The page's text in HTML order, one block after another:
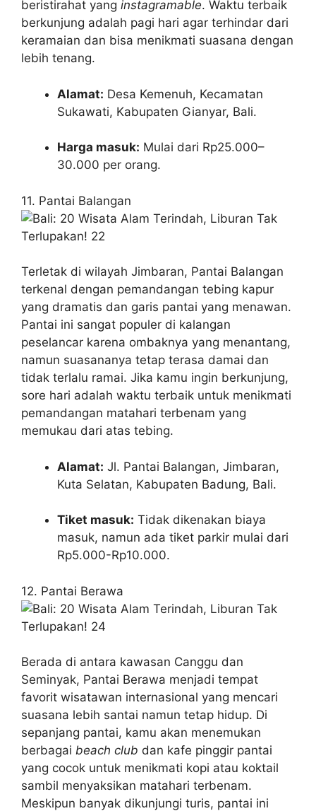
beristirahat yang instagramable. Waktu terbaik
berkunjung adalah pagi hari agar terhindar dari
keramaian dan bisa menikmati suasana dengan
lebih tenang.
Alamat: Desa Kemenuh, Kecamatan
Sukawati, Kabupaten Gianyar, Bali.
Harga masuk: Mulai dari Rp25.000–
30.000 per orang.
11. Pantai Balangan
Terletak di wilayah Jimbaran, Pantai Balangan
terkenal dengan pemandangan tebing kapur
yang dramatis dan garis pantai yang menawan.
Pantai ini sangat populer di kalangan
peselancar karena ombaknya yang menantang,
namun suasananya tetap terasa damai dan
tidak terlalu ramai. Jika kamu ingin berkunjung,
sore hari adalah waktu terbaik untuk menikmati
pemandangan matahari terbenam yang
memukau dari atas tebing.
Alamat: Jl. Pantai Balangan, Jimbaran,
Kuta Selatan, Kabupaten Badung, Bali.
Tiket masuk: Tidak dikenakan biaya
masuk, namun ada tiket parkir mulai dari
Rp5.000-Rp10.000.
12. Pantai Berawa
Berada di antara kawasan Canggu dan
Seminyak, Pantai Berawa menjadi tempat
favorit wisatawan internasional yang mencari
suasana lebih santai namun tetap hidup. Di
sepanjang pantai, kamu akan menemukan
berbagai beach club dan kafe pinggir pantai
yang cocok untuk menikmati kopi atau koktail
sambil menyaksikan matahari terbenam.
Meskipun banyak dikunjungi turis, pantai ini